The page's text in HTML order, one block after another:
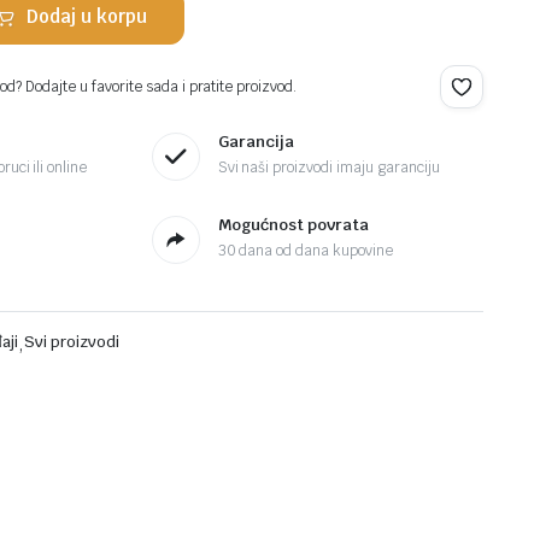
Dodaj u korpu
Dodajte u favorite sada i pratite proizvod.
ili online
Garancija
Svi naši proizvodi imaju garanciju
Mogućnost povrata
30 dana od dana kupovine
,Svi proizvodi